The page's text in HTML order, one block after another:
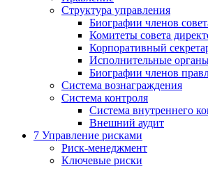
Структура управления
Биографии членов
Комитеты совета
Корпоративный
Исполнительные
Биографии членов
Система вознаграждения
Система контроля
Система внутреннего
Внешний аудит
7 Управление рисками
Риск-менеджмент
Ключевые риски